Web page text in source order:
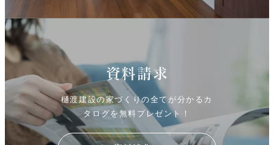
資料請求
樋渡建設の家づくりの全てが分かるカ
タログを無料プレゼント！